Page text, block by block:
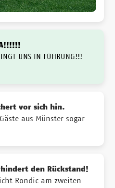
UNS IN FÜHRUNG!!!
vor sich hin.
aus Münster sogar
den Rückstand!
Rondic am zweiten